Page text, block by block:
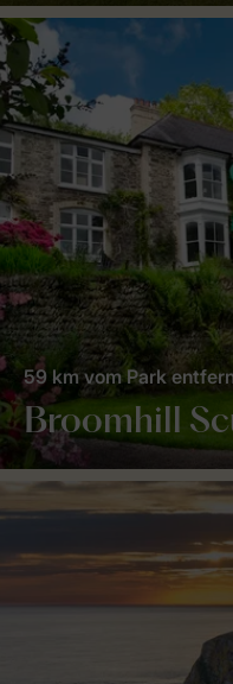
Broomhill
59 km vom Park